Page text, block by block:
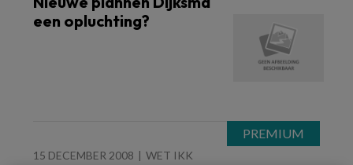
een opluchting?
15 DECEMBER 2008 WET IKK